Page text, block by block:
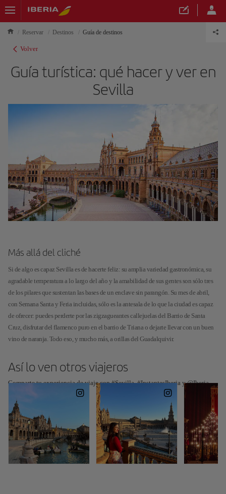
Reservar Destinos Guía de destinos
Volver
Guía turística: qué hacer y ver en
Sevilla
Más allá del cliché
Si de algo es capaz Sevilla es de hacerte feliz: su amplia variedad gastronómica, su
agradable temperatura a lo largo del año y la amabilidad de sus gentes son sólo tres
de los pilares que sustentan las bases de un enclave sin parangón. Su mes de abril,
con Semana Santa y Feria incluidas, sólo es la antesala de lo que la ciudad es capaz
de ofrecer: puedes perderte por las zigzagueantes callejuelas del Barrio de Santa
Cruz, disfrutar del flamenco puro en el barrio de Triana o dejarte llevar con un buen
vino de naranja. Todo eso, y mucho más, a orillas del Guadalquivir.
Así lo ven otros viajeros
Comparte tu experiencia de viaje con #Sevilla, #InstantesIberia y @Iberia